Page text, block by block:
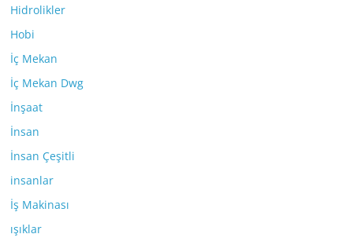
Hidrolikler
Hobi
İç Mekan
İç Mekan Dwg
İnşaat
İnsan
İnsan Çeşitli
insanlar
İş Makinası
ışıklar